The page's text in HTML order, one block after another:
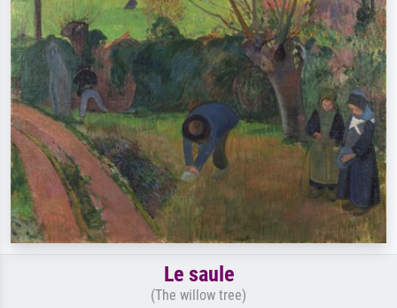
Le saule
(The willow tree)